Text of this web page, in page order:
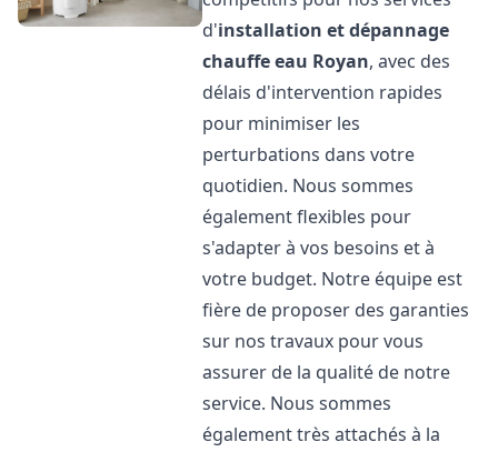
d'installation et dépannage
chauffe eau Royan, avec des
délais d'intervention rapides
pour minimiser les
perturbations dans votre
quotidien. Nous sommes
également flexibles pour
s'adapter à vos besoins et à
votre budget. Notre équipe est
fière de proposer des garanties
sur nos travaux pour vous
assurer de la qualité de notre
service. Nous sommes
également très attachés à la